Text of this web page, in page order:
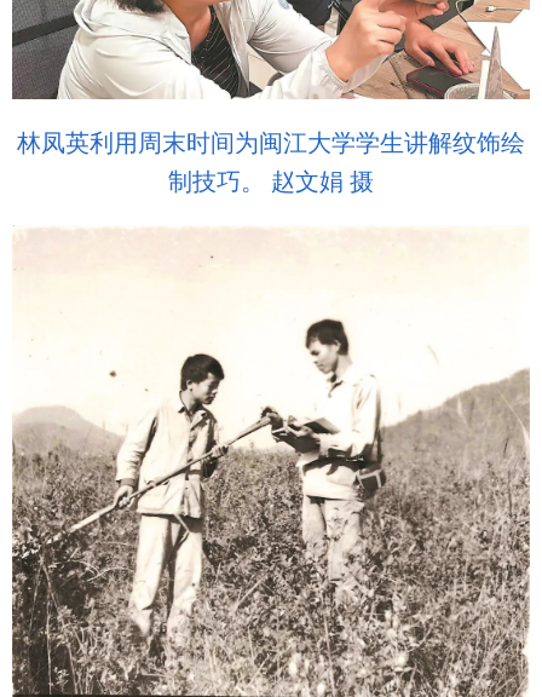
林凤英利用周末时间为闽江大学学生讲解纹饰绘
制技巧。 赵文娟 摄